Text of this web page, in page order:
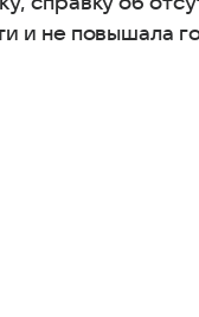
и не повышала